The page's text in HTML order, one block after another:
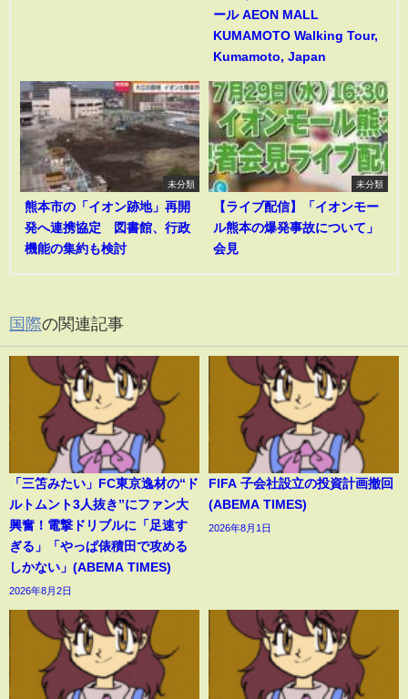
ール AEON MALL
KUMAMOTO Walking Tour,
Kumamoto, Japan
未分類
熊本市の「イオン跡地」再開
発へ連携協定 図書館、行政
機能の集約も検討
未分類
【ライブ配信】「イオンモー
ル熊本の爆発事故について」
会見
国際の関連記事
「三笘みたい」FC東京逸材の“ド
ルトムント3人抜き”にファン大
興奮！電撃ドリブルに「足速す
ぎる」「やっぱ俵積田で攻める
しかない」(ABEMA TIMES)
2026年8月2日
FIFA 子会社設立の投資計画撤回
(ABEMA TIMES)
2026年8月1日